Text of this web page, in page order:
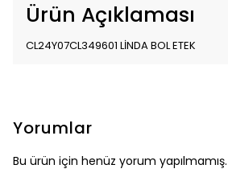
Ürün Açıklaması
CL24Y07CL349601 LİNDA BOL ETEK
Yorumlar
Bu ürün için henüz yorum yapılmamış.